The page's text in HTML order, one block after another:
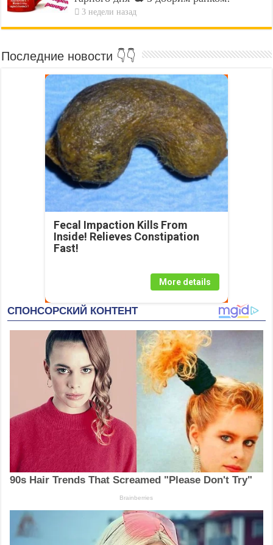
3 недели назад
Последние новости 👇👇
Fecal Impaction Kills From
Inside! Relieves Constipation
Fast!
More details